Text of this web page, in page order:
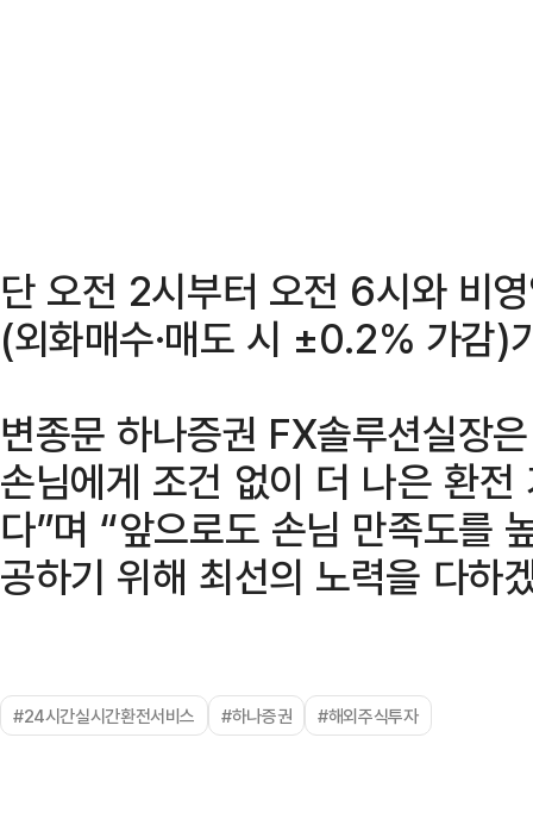
단 오전 2시부터 오전 6시와 비
(외화매수·매도 시 ±0.2% 가감)
변종문 하나증권 FX솔루션실장
손님에게 조건 없이 더 나은 환
다”며 “앞으로도 손님 만족도를
공하기 위해 최선의 노력을 다하
#24시간실시간환전서비스 #하나증권 #해외주식투자